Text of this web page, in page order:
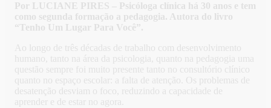
Por LUCIANE PIRES – Psicóloga clínica há 30 anos e tem
como segunda formação a pedagogia. Autora do livro
“Tenho Um Lugar Para Você”.
Ao longo de três décadas de trabalho com desenvolvimento
humano, tanto na área da psicologia, quanto na pedagogia uma
questão sempre foi muito presente tanto no consultório clínico
quanto no espaço escolar: a falta de atenção. Os problemas de
desatenção desviam o foco, reduzindo a capacidade de
aprender e de estar no agora.